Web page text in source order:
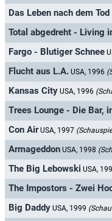
Das Leben nach dem
Total abgedreht - Living
Fargo - Blutiger Schnee
Flucht aus L.A. USA, 1996
Kansas City USA, 1996
Trees Lounge - Die Bar,
Con Air USA, 1997
Armageddon USA, 1998
The Big Lebowski USA,
The Impostors - Zwei
Big Daddy USA, 1999